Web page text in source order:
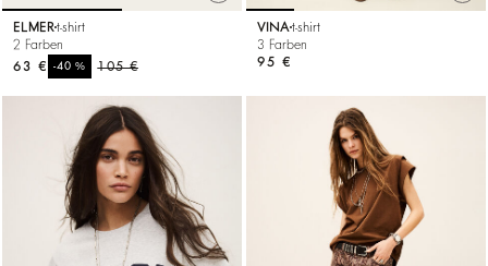
ELMER t-shirt
2 Farben
105 €
-40%
63 €
VINA t-shirt
3 Farben
95 €